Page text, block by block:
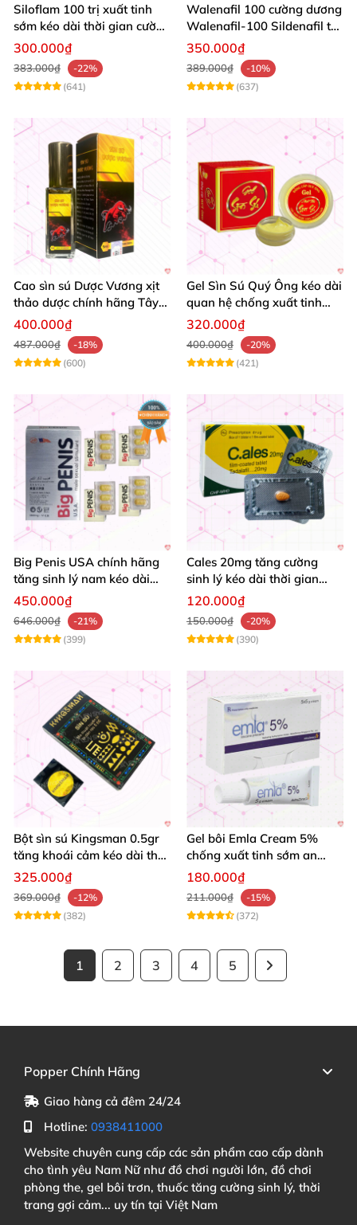
Siloflam 100 trị xuất tinh
sớm kéo dài thời gian cường
dương Nam giới
300.000₫
383.000₫
-22%
(641)
Walenafil 100 cường dương
Walenafil-100 Sildenafil trị
xuất tinh sớm tăng sinh lý
kéo dài thời gian
350.000₫
389.000₫
-10%
(637)
Cao sìn sú Dược Vương xịt
thảo dược chính hãng Tây
Nguyên tốt nhất
400.000₫
487.000₫
-18%
(600)
Gel Sìn Sú Quý Ông kéo dài
quan hệ chống xuất tinh
nhanh
320.000₫
400.000₫
-20%
(421)
Big Penis USA chính hãng
tăng sinh lý nam kéo dài
thời gian cường dương hộp
450.000₫
646.000₫
-21%
(399)
Cales 20mg tăng cường
sinh lý kéo dài thời gian
quan hệ chống xuất tinh
120.000₫
150.000₫
-20%
(390)
Bột sìn sú Kingsman 0.5gr
tăng khoái cảm kéo dài thời
gian quan hệ
325.000₫
369.000₫
-12%
(382)
Gel bôi Emla Cream 5%
chống xuất tinh sớm an
toàn hiệu quả 5g
180.000₫
211.000₫
-15%
(372)
1 2 3 4 5
Popper Chính Hãng
Giao hàng cả đêm 24/24
Hotline: 0938411000
Website chuyên cung cấp các sản phẩm cao cấp dành
cho tình yêu Nam Nữ như đồ chơi người lớn, đồ chơi
phòng the, gel bôi trơn, thuốc tăng cường sinh lý, thời
trang gợi cảm... uy tín tại Việt Nam